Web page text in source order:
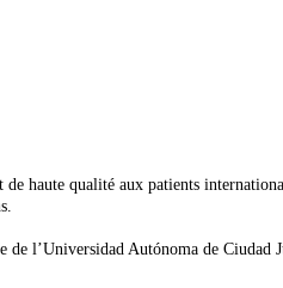
haute qualité aux patients
de l’Universidad Autónoma de